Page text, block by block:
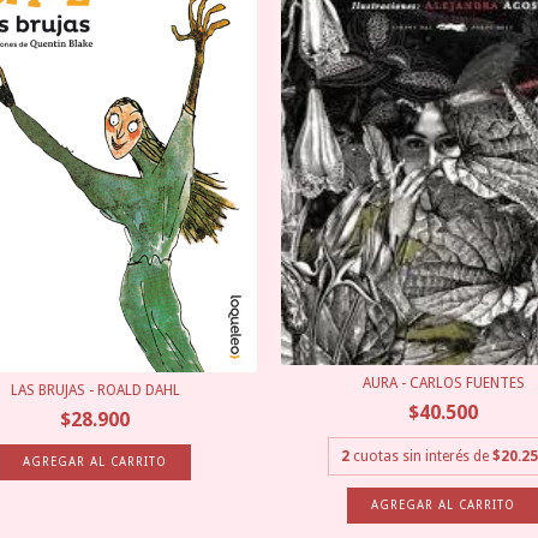
LAS BRUJAS - ROALD DAHL
$28.900
AURA - CARLOS FUENTES
$40.500
2 cuotas sin interés de